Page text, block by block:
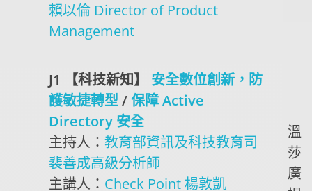
賴以倫 Director of Product
Management
J1 【科技新知】 安全數位創新，防
護敏捷轉型/保障 Active
Directory 安全
主持人： 教育部資訊及科技教育司
裴善成高級分析師
主講人： Check Point 楊敦凱
溫
莎
廣